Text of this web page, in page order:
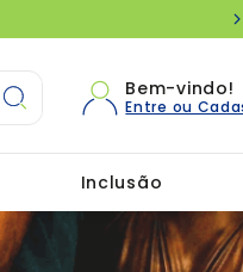
Bem-vindo!
Inclusão